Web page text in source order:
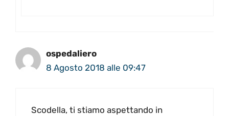
ospedaliero
8 Agosto 2018 alle 09:47
Scodella, ti stiamo aspettando in